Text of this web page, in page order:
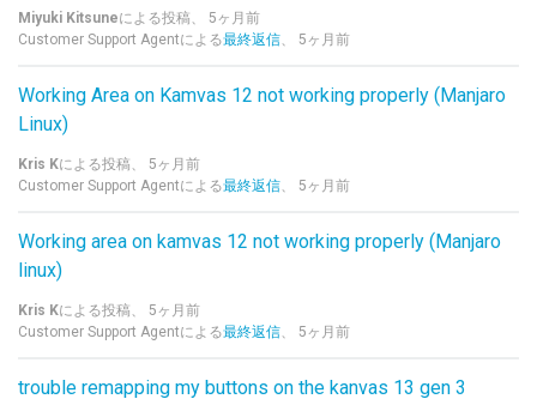
Miyuki Kitsuneによる投稿、 5ヶ月前
Customer Support Agentによる最終返信、 5ヶ月前
Working Area on Kamvas 12 not working properly (Manjaro
Linux)
Kris Kによる投稿、 5ヶ月前
Customer Support Agentによる最終返信、 5ヶ月前
Working area on kamvas 12 not working properly (Manjaro
linux)
Kris Kによる投稿、 5ヶ月前
Customer Support Agentによる最終返信、 5ヶ月前
trouble remapping my buttons on the kanvas 13 gen 3